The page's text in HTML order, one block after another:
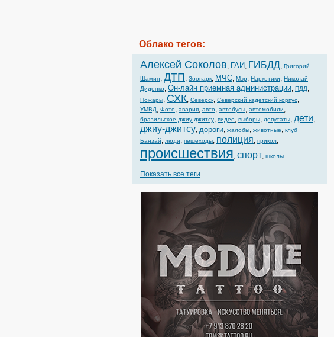
Облако тегов:
Алексей Соколов, ГАИ, ГИБДД, Григорий
Шамин, ДТП, Зоопарк, МЧС, Мэр, Наркотики, Николай
Диденко, Он-лайн приемная администрации, ПДД,
Пожары, СХК, Северск, Северский кадетский корпус,
УМВД, Фото, авария, авто, автобусы, автомобили,
бразильское джиу-джитсу, видео, выборы, депутаты, дети,
джиу-джитсу, дороги, жалобы, животные, клуб
Банзай, люди, пешеходы, полиция, прикол,
происшествия, спорт, школы
Показать все теги